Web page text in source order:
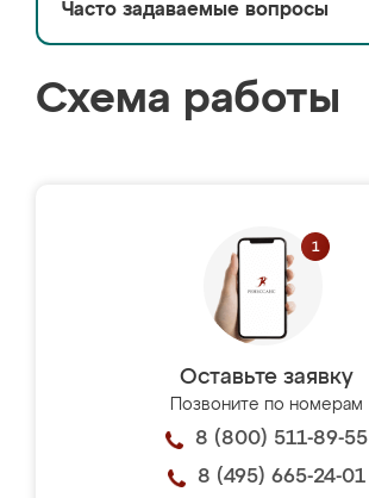
Часто задаваемые вопросы
Схема работы
Оставьте заявку
Позвоните по номерам
8 (800) 511-89-55
8 (495) 665-24-01